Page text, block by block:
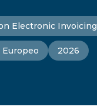
Electronic Invoicing
Europeo 2026